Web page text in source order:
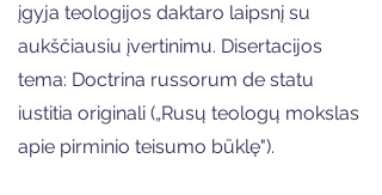
įgyja teologijos daktaro laipsnį su
aukščiausiu įvertinimu. Disertacijos
tema: Doctrina russorum de statu
iustitia originali („Rusų teologų mokslas
apie pirminio teisumo būklę").